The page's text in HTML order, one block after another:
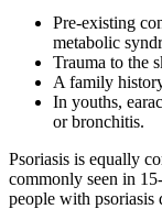
Pre-existing
metabolic
Trauma to the
A family
In youths,
or bronchitis.
Psoriasis is equally
commonly seen in
people with psoriasis